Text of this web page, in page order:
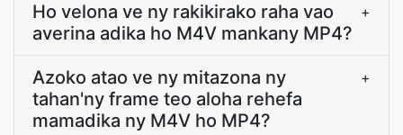
Ho velona ve ny rakikirako raha vao
averina adika ho M4V mankany MP4?
+
Azoko atao ve ny mitazona ny
tahan'ny frame teo aloha rehefa
mamadika ny M4V ho MP4?
+